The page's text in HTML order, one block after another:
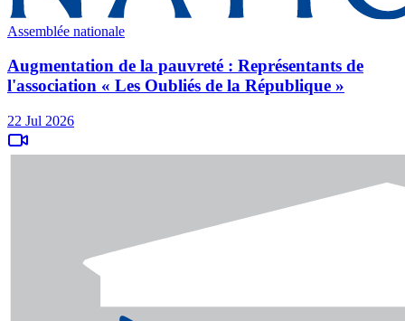
Assemblée nationale
Augmentation de la pauvreté : Représentants de
l'association « Les Oubliés de la République »
22 Jul 2026